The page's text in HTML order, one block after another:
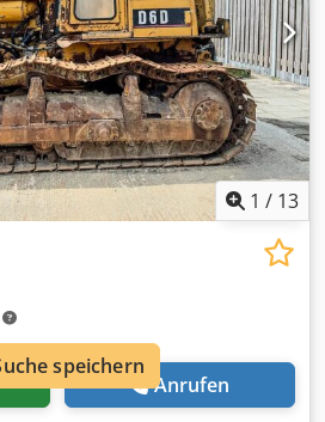
1 / 13
Anrufen
speichern